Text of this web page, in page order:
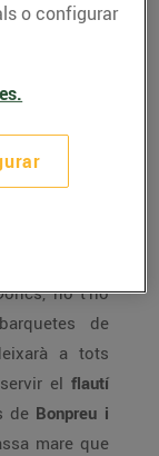
amb un
no t'ho
de
a tots
el flautí
de Bonpreu i
mare que
o configurar